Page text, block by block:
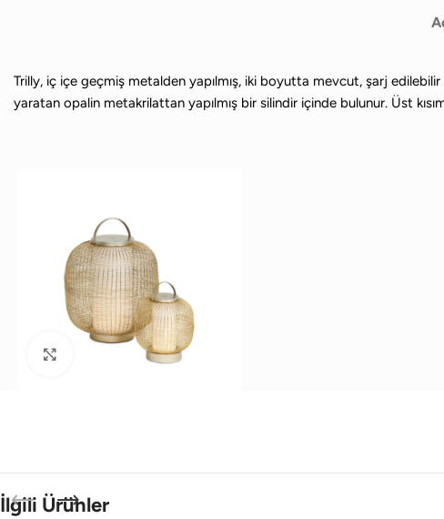
Trilly, iç içe geçmiş metalden yapılmış, iki boyutta mevcut, şarj
yaratan opalin metakrilattan yapılmış bir silindir içinde bulunur. Üst
Büyütmek için tıklayın
İlgili Ürünler